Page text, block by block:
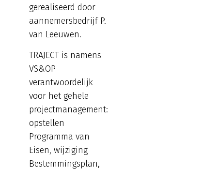
gerealiseerd door
aannemersbedrijf P.
van Leeuwen.
TRAJECT is namens
VS&OP
verantwoordelijk
voor het gehele
projectmanagement:
opstellen
Programma van
Eisen, wijziging
Bestemmingsplan,